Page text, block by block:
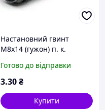
Настановний гвинт
М8х14 (гужон) п. к.
Готово до відправки
3.30₴
Купити